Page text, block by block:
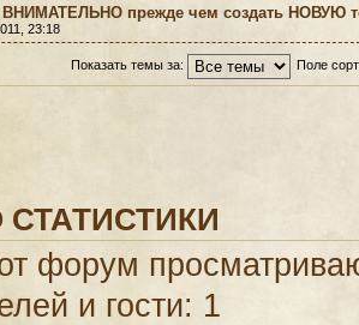
прежде чем создать НОВУЮ
23:18
Показать темы за: Поле
форум
и гости: 1